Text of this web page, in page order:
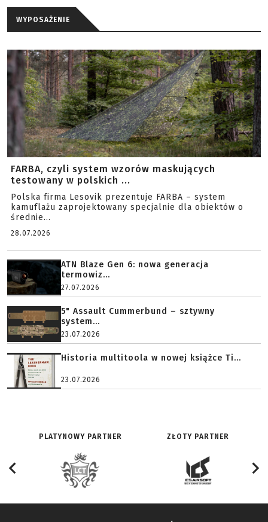
WYPOSAŻENIE
FARBA, czyli system wzorów maskujących
testowany w polskich ...
Polska firma Lesovik prezentuje FARBA – system
kamuflażu zaprojektowany specjalnie dla obiektów o
średnie...
28.07.2026
ATN Blaze Gen 6: nowa generacja
termowiz...
27.07.2026
5" Assault Cummerbund – sztywny
system...
23.07.2026
Historia multitoola w nowej książce Ti...
23.07.2026
PLATYNOWY PARTNER ZŁOTY PARTNER